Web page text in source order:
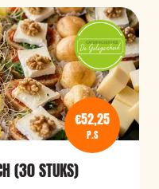
€52,25
P.S
(30 STUKS)